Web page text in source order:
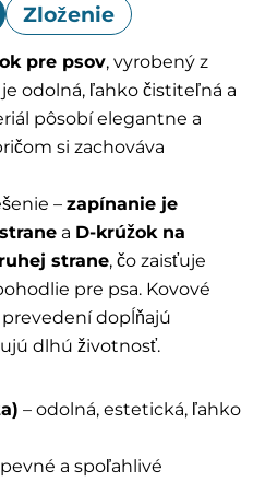
Zloženie
pre psov, vyrobený z
je odolná, ľahko čistiteľná a
pôsobí elegantne a
si zachováva
– zapínanie je
a D-krúžok na
strane, čo zaisťuje
pre psa. Kovové
dopĺňajú
dlhú životnosť.
– odolná, estetická, ľahko
a spoľahlivé